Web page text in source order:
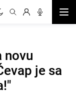
novu
je sa